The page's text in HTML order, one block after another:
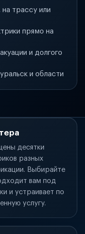
на трассу или
прямо на
и долгого
и области
десятки
разных
Выбирайте
вам под
и устраивает по
услугу.